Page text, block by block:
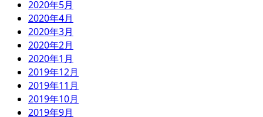
2020年5月
2020年4月
2020年3月
2020年2月
2020年1月
2019年12月
2019年11月
2019年10月
2019年9月